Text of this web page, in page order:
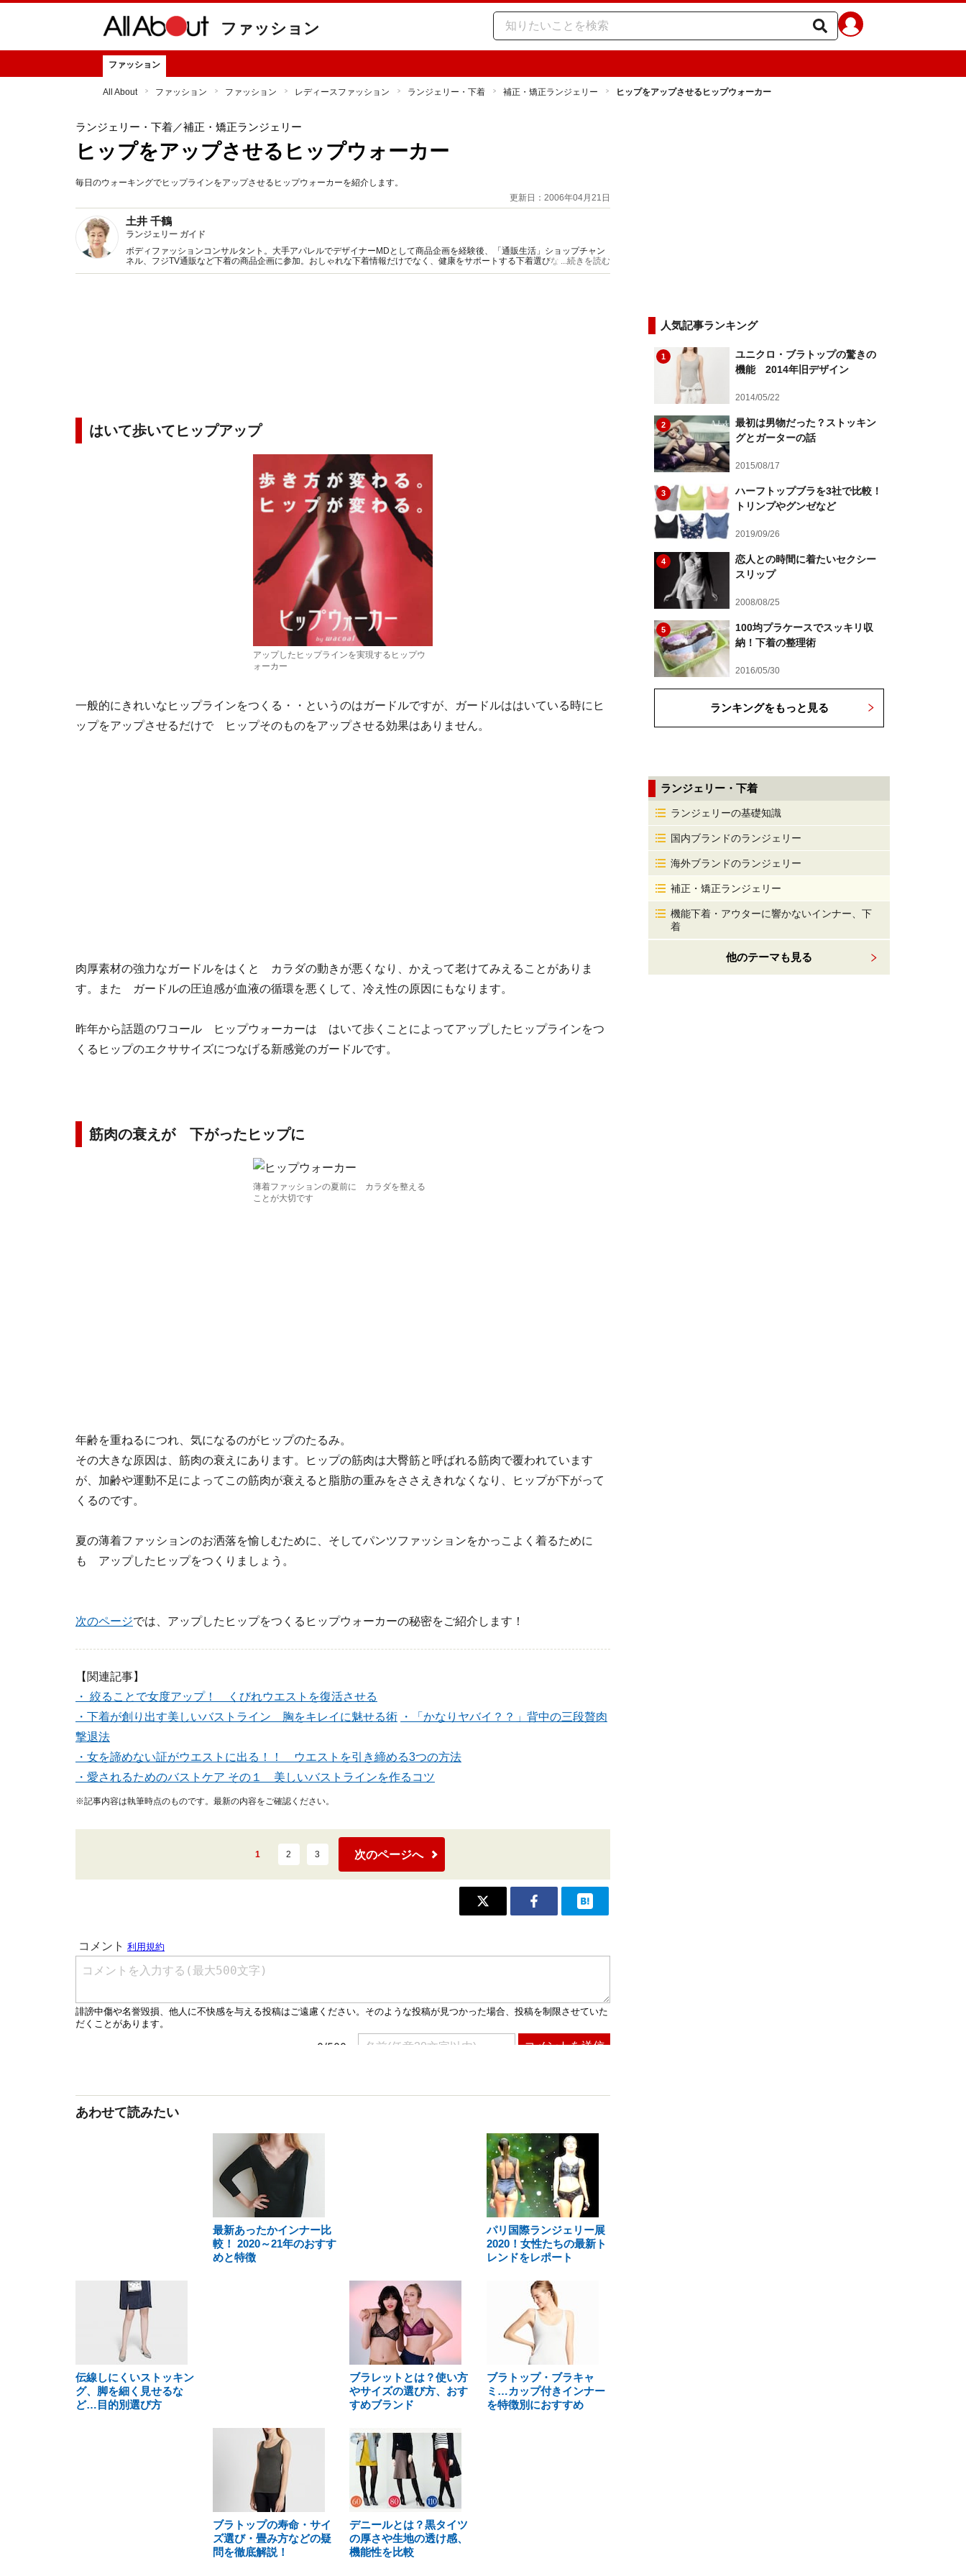
ファッション
ファッション
All About ファッション ファッション レディースファッション ランジェリー・下着 補正・矯正ランジェリー ヒップをアップさせるヒップウォーカー
ランジェリー・下着／補正・矯正ランジェリー
ヒップをアップさせるヒップウォーカー
毎日のウォーキングでヒップラインをアップさせるヒップウォーカーを紹介します。
更新日：2006年04月21日
土井 千鶴
ランジェリー ガイド
ボディファッションコンサルタント。大手アパレルでデザイナーMDとして商品企画を経験後、「通販生活」ショップチャン
ネル、フジTV通販など下着の商品企画に参加。おしゃれな下着情報だけでなく、健康をサポートする下着選びなど、ファッ
ションとランジェリー（下着）双方に精通した下着情報を発信。
...続きを読む
はいて歩いてヒップアップ
アップしたヒップラインを実現するヒップウ
ォーカー
一般的にきれいなヒップラインをつくる・・というのはガードルですが、ガードルははいている時にヒ
ップをアップさせるだけで ヒップそのものをアップさせる効果はありません。
肉厚素材の強力なガードルをはくと カラダの動きが悪くなり、かえって老けてみえることがありま
す。また ガードルの圧迫感が血液の循環を悪くして、冷え性の原因にもなります。
昨年から話題のワコール ヒップウォーカーは はいて歩くことによってアップしたヒップラインをつ
くるヒップのエクササイズにつなげる新感覚のガードルです。
筋肉の衰えが 下がったヒップに
薄着ファッションの夏前に カラダを整える
ことが大切です
年齢を重ねるにつれ、気になるのがヒップのたるみ。
その大きな原因は、筋肉の衰えにあります。ヒップの筋肉は大臀筋と呼ばれる筋肉で覆われています
が、加齢や運動不足によってこの筋肉が衰えると脂肪の重みをささえきれなくなり、ヒップが下がって
くるのです。
夏の薄着ファッションのお洒落を愉しむために、そしてパンツファッションをかっこよく着るために
も アップしたヒップをつくりましょう。
次のページでは、 アップしたヒップをつくるヒップウォーカーの秘密をご紹介します！
【関連記事】
・ 絞ることで女度アップ！ くびれウエストを復活させる
・下着が創り出す美しいバストライン 胸をキレイに魅せる術
・「かなりヤバイ？？」背中の三段贅肉
撃退法
・女を諦めない証がウエストに出る！！ ウエストを引き締める3つの方法
・愛されるためのバストケア その１ 美しいバストラインを作るコツ
※記事内容は執筆時点のものです。最新の内容をご確認ください。
1 2 3 次のページへ
あわせて読みたい
最新あったかインナー比
較！ 2020～21年のおすす
めと特徴
パリ国際ランジェリー展
2020！女性たちの最新ト
レンドをレポート
伝線しにくいストッキン
グ、脚を細く見せるな
ど…目的別選び方
ブラレットとは？使い方
やサイズの選び方、おす
すめブランド
ブラトップ・ブラキャ
ミ…カップ付きインナー
を特徴別におすすめ
ブラトップの寿命・サイ
ズ選び・畳み方などの疑
問を徹底解説！
デニールとは？黒タイツ
の厚さや生地の透け感、
機能性を比較
人気記事ランキング
1
ユニクロ・ブラトップの驚きの
機能 2014年旧デザイン
2014/05/22
2
最初は男物だった？ストッキン
グとガーターの話
2015/08/17
3
ハーフトップブラを3社で比較！
トリンプやグンゼなど
2019/09/26
4
恋人との時間に着たいセクシー
スリップ
2008/08/25
5
100均プラケースでスッキリ収
納！下着の整理術
2016/05/30
ランキングをもっと見る
ランジェリー・下着
ランジェリーの基礎知識
国内ブランドのランジェリー
海外ブランドのランジェリー
補正・矯正ランジェリー
機能下着・アウターに響かないインナー、下
着
他のテーマも見る